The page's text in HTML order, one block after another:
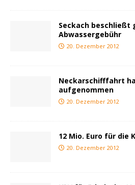
Seckach
Abwassergebühr
20. Dezember 2012
Neckarschifffahrt
aufgenommen
20. Dezember 2012
12 Mio. Euro für die
20. Dezember 2012